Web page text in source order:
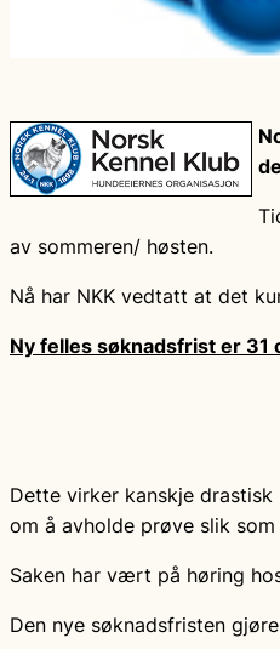
av sommeren/ høsten.
Nå har NKK vedtatt at det
Ny felles søknadsfrist er 31
Dette virker kanskje
om å avholde prøve slik
Saken har vært på høring
Den nye søknadsfristen